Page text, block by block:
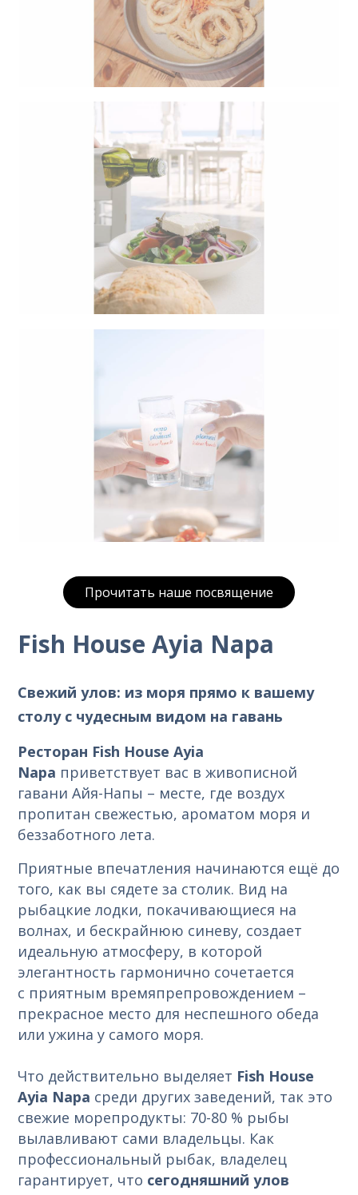
Прочитать наше посвящение
Fish House Ayia Napa
Свежий улов: из моря прямо к вашему
столу с чудесным видом на гавань
Ресторан Fish HouseAyia
Napa приветствует вас в живописной
гавани Айя-Напы – месте, где воздух
пропитан свежестью, ароматом моря и
беззаботного лета.
Приятные впечатления начинаются ещё до
того, как вы сядете за столик. Вид на
рыбацкие лодки, покачивающиеся на
волнах, и бескрайнюю синеву, создает
идеальную атмосферу, в которой
элегантность гармонично сочетается
с приятным времяпрепровождением –
прекрасное место для неспешного обеда
или ужина у самого моря.
Что действительно выделяет Fish House
Ayia Napa среди других заведений, так это
свежие морепродукты: 70-80 % рыбы
вылавливают сами владельцы. Как
профессиональный рыбак, владелец
гарантирует, что сегодняшний улов